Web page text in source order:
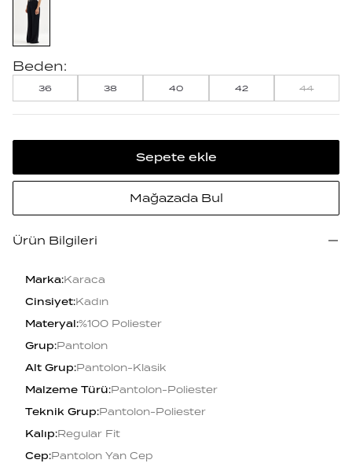
Beden:
36 38 40 42 44
Sepete ekle
Mağazada Bul
Ürün Bilgileri
Marka:Karaca
Cinsiyet:Kadın
Materyal:%100 Poliester
Grup:Pantolon
Alt Grup:Pantolon-Klasik
Malzeme Türü:Pantolon-Poliester
Teknik Grup:Pantolon-Poliester
Kalıp:Regular Fit
Cep:Pantolon Yan Cep